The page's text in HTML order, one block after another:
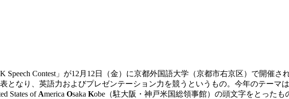
Speech Contest」が12月12日（金）に京都外国語大学（京都市右京区）で開催
なり、英語力およびプレゼンテーション力を競うというもの。今年のテーマは
States of America Osaka Kobe（駐大阪・神戸米国総領事館）の頭文字をとった